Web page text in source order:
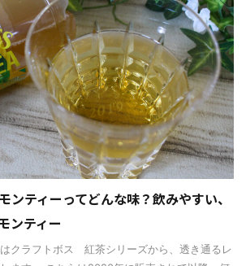
ティーってどんな味？飲みやすい、
ンティー
クラフトボス 紅茶シリーズから、透き通るレ